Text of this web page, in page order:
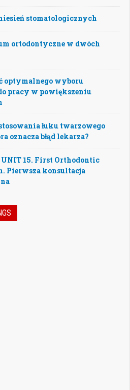
stomatologicznych
ortodontyczne w dwóch
optymalnego wyboru
pracy w powiększeniu
łuku twarzowego
oznacza błąd lekarza?
15. First Orthodontic
Pierwsza konsultacja